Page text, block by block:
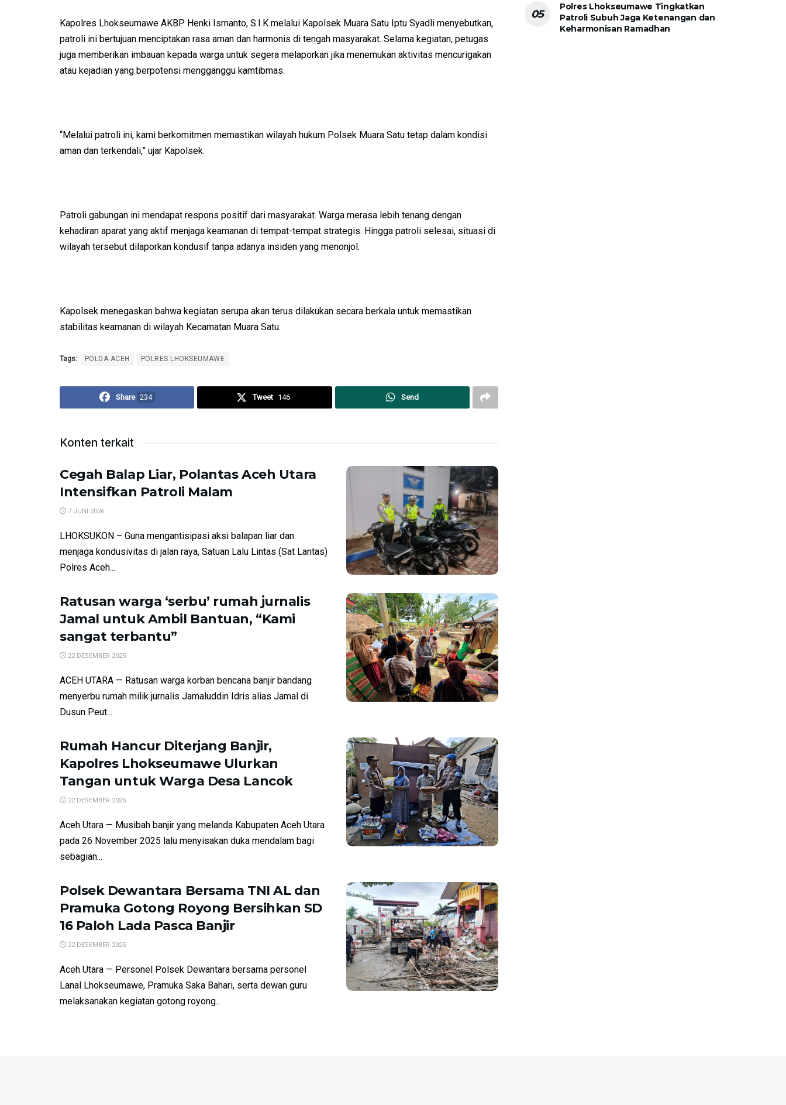
Kapolres Lhokseumawe AKBP Henki Ismanto, S.I.K melalui Kapolsek Muara Satu Iptu Syadli menyebutkan,
patroli ini bertujuan menciptakan rasa aman dan harmonis di tengah masyarakat. Selama kegiatan, petugas
juga memberikan imbauan kepada warga untuk segera melaporkan jika menemukan aktivitas mencurigakan
atau kejadian yang berpotensi mengganggu kamtibmas.
“Melalui patroli ini, kami berkomitmen memastikan wilayah hukum Polsek Muara Satu tetap dalam kondisi
aman dan terkendali,” ujar Kapolsek.
Patroli gabungan ini mendapat respons positif dari masyarakat. Warga merasa lebih tenang dengan
kehadiran aparat yang aktif menjaga keamanan di tempat-tempat strategis. Hingga patroli selesai, situasi di
wilayah tersebut dilaporkan kondusif tanpa adanya insiden yang menonjol.
Kapolsek menegaskan bahwa kegiatan serupa akan terus dilakukan secara berkala untuk memastikan
stabilitas keamanan di wilayah Kecamatan Muara Satu.
Tags: POLDA ACEH POLRES LHOKSEUMAWE
Share 234 Tweet 146 Send
Konten terkait
Cegah Balap Liar, Polantas Aceh Utara
Intensifkan Patroli Malam
7 JUNI 2026
​LHOKSUKON – Guna mengantisipasi aksi balapan liar dan
menjaga kondusivitas di jalan raya, Satuan Lalu Lintas (Sat Lantas)
Polres Aceh...
Ratusan warga ‘serbu’ rumah jurnalis
Jamal untuk Ambil Bantuan, “Kami
sangat terbantu”
22 DESEMBER 2025
ACEH UTARA — Ratusan warga korban bencana banjir bandang
menyerbu rumah milik jurnalis Jamaluddin Idris alias Jamal di
Dusun Peut...
Rumah Hancur Diterjang Banjir,
Kapolres Lhokseumawe Ulurkan
Tangan untuk Warga Desa Lancok
22 DESEMBER 2025
Aceh Utara — Musibah banjir yang melanda Kabupaten Aceh Utara
pada 26 November 2025 lalu menyisakan duka mendalam bagi
sebagian...
Polsek Dewantara Bersama TNI AL dan
Pramuka Gotong Royong Bersihkan SD
16 Paloh Lada Pasca Banjir
22 DESEMBER 2025
Aceh Utara — Personel Polsek Dewantara bersama personel
Lanal Lhokseumawe, Pramuka Saka Bahari, serta dewan guru
melaksanakan kegiatan gotong royong...
Polres Lhokseumawe Tingkatkan
Patroli Subuh Jaga Ketenangan dan
Keharmonisan Ramadhan